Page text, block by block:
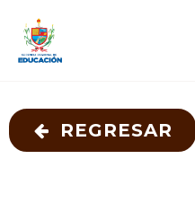
REGRESAR